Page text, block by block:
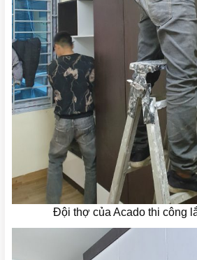
Đội thợ của Acado thi công